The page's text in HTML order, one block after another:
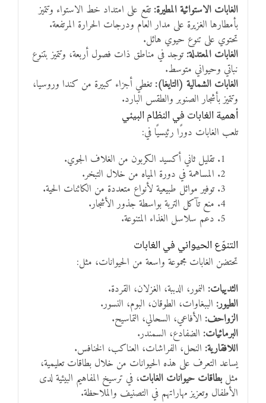
الغابات الاستوائية المطيرة:تقع على امتداد خط الاستواء وتتميز
بأمطارها الغزيرة على مدار العام ودرجات الحرارة المرتفعة.
تحتوي على تنوع حيوي هائل.
الغابات المعتدلة:توجد في مناطق ذات فصول أربعة، وتتميز بتنوع
نباتي وحيواني متوسط.
الغابات الشمالية (التايغا):تغطي أجزاء كبيرة من كندا وروسيا،
وتتميز بأشجار الصنوبر والطقس البارد.
أهمية الغابات في النظام البيئي
تلعب الغابات دورًا رئيسيًا في:
تقليل ثاني أكسيد الكربون من الغلاف الجوي.
المساهمة في دورة المياه من خلال التبخر.
توفير موائل طبيعية لأنواع متعددة من الكائنات الحية.
منع تآكل التربة بواسطة جذور الأشجار.
دعم سلاسل الغذاء المتنوعة.
التنوّع الحيواني في الغابات
تحتضن الغابات مجموعة واسعة من الحيوانات، مثل:
الثدييات: النمور، الدببة، الغزلان، القردة.
الطيور: الببغاوات، الطوقان، البوم، النسور.
الزواحف: الأفاعي، السحالي، التماسيح.
البرمائيات: الضفادع، السمندر.
اللافقارية: النحل، الفراشات، العناكب، الخنافس.
يساعد التعرف على هذه الحيوانات من خلال بطاقات تعليمية،
مثل بطاقات حيوانات الغابات، في ترسيخ المفاهيم البيئية لدى
الأطفال وتعزيز مهاراتهم في التصنيف والملاحظة.